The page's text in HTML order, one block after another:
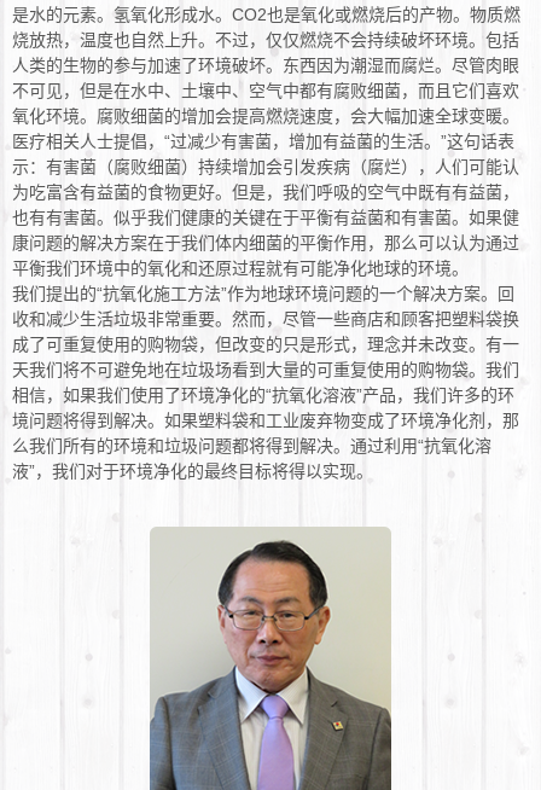
是水的元素。氢氧化形成水。CO2也是氧化或燃烧后的产物。物质燃
烧放热，温度也自然上升。不过，仅仅燃烧不会持续破坏环境。包括
人类的生物的参与加速了环境破坏。东西因为潮湿而腐烂。尽管肉眼
不可见，但是在水中、土壤中、空气中都有腐败细菌，而且它们喜欢
氧化环境。腐败细菌的增加会提高燃烧速度，会大幅加速全球变暖。
医疗相关人士提倡，“过减少有害菌，增加有益菌的生活。”这句话表
示：有害菌（腐败细菌）持续增加会引发疾病（腐烂），人们可能认
为吃富含有益菌的食物更好。但是，我们呼吸的空气中既有有益菌，
也有有害菌。似乎我们健康的关键在于平衡有益菌和有害菌。如果健
康问题的解决方案在于我们体内细菌的平衡作用，那么可以认为通过
平衡我们环境中的氧化和还原过程就有可能净化地球的环境。
我们提出的“抗氧化施工方法”作为地球环境问题的一个解决方案。回
收和减少生活垃圾非常重要。然而，尽管一些商店和顾客把塑料袋换
成了可重复使用的购物袋，但改变的只是形式，理念并未改变。有一
天我们将不可避免地在垃圾场看到大量的可重复使用的购物袋。我们
相信，如果我们使用了环境净化的“抗氧化溶液”产品，我们许多的环
境问题将得到解决。如果塑料袋和工业废弃物变成了环境净化剂，那
么我们所有的环境和垃圾问题都将得到解决。通过利用“抗氧化溶
液”，我们对于环境净化的最终目标将得以实现。